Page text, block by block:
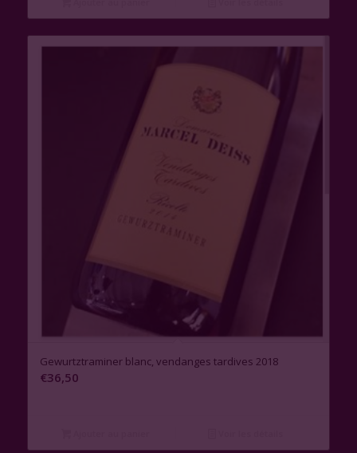
Gewurtztraminer blanc, vendanges tardives 2018
€36,50